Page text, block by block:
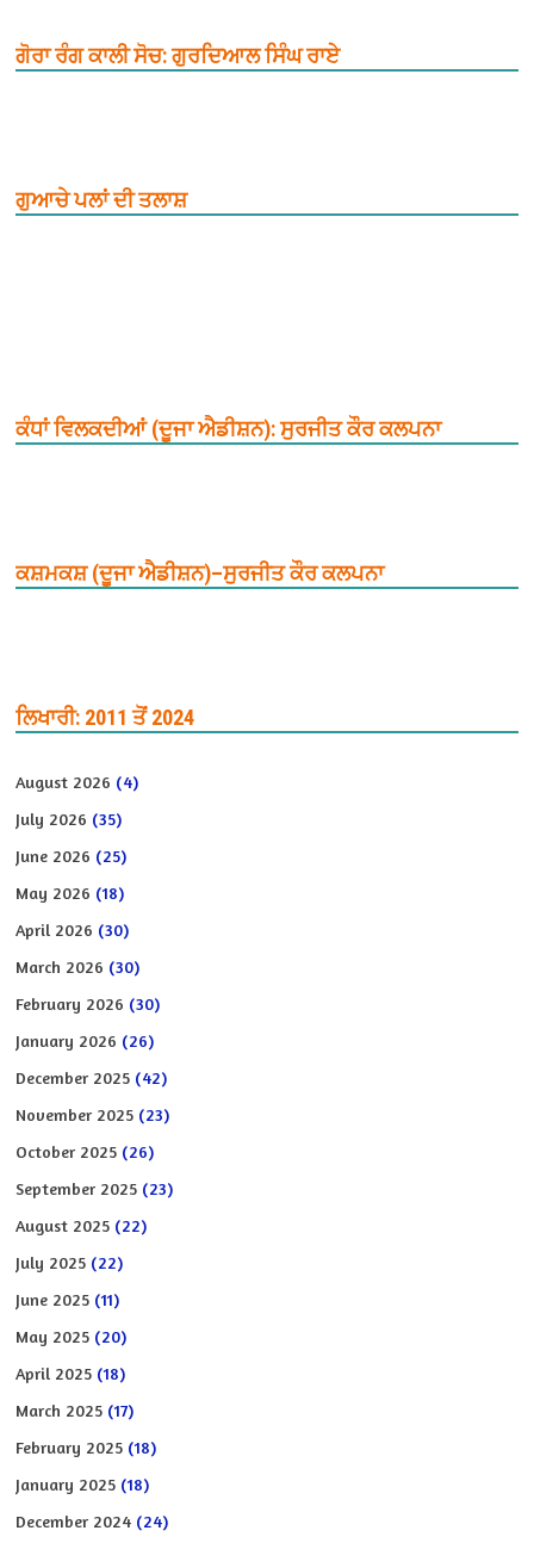
ਗੋਰਾ ਰੰਗ ਕਾਲੀ ਸੋਚ: ਗੁਰਦਿਆਲ ਸਿੰਘ ਰਾਏ
ਗੁਆਚੇ ਪਲਾਂ ਦੀ ਤਲਾਸ਼
ਕੰਧਾਂ ਵਿਲਕਦੀਆਂ (ਦੂਜਾ ਐਡੀਸ਼ਨ): ਸੁਰਜੀਤ ਕੌਰ ਕਲਪਨਾ
ਕਸ਼ਮਕਸ਼ (ਦੂਜਾ ਐਡੀਸ਼ਨ)–ਸੁਰਜੀਤ ਕੌਰ ਕਲਪਨਾ
ਲਿਖਾਰੀ: 2011 ਤੋਂ 2024
August 2026 (4)
July 2026 (35)
June 2026 (25)
May 2026 (18)
April 2026 (30)
March 2026 (30)
February 2026 (30)
January 2026 (26)
December 2025 (42)
November 2025 (23)
October 2025 (26)
September 2025 (23)
August 2025 (22)
July 2025 (22)
June 2025 (11)
May 2025 (20)
April 2025 (18)
March 2025 (17)
February 2025 (18)
January 2025 (18)
December 2024 (24)